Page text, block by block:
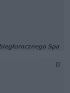
Spa
0